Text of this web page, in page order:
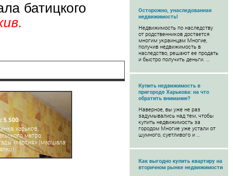
Осторожно, унаследованная
недвижимость!
Недвижимость по наследству
от родственников достается
многим украинцам Многие,
получив недвижимость в
наследство, решают ее продать
и быстро получить деньги. …
Купить недвижимость в
пригороде Харькова: на что
обратить внимание?
Наверное, вы уже не раз
задумывались над тем, чтобы
купить недвижимость за
городом Многие уже устали от
шумного, суетливого и …
Как выгодно купить квартиру на
вторичном рынке недвижимости
батицкого
5 500
харьков,
метро,
«хартия» (маршала